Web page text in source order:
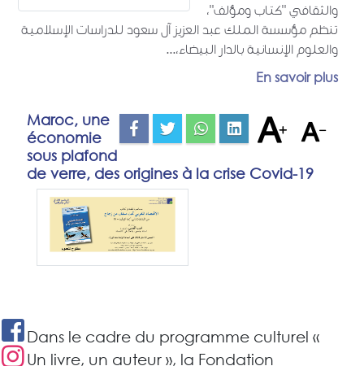
والثقافي "كتاب ومؤلف"،
تنظم مؤسسة الملك عبد العزيز آل سعود للدراسات الإسلامية
والعلوم الإنسانية بالدار البيضاء،...
En savoir plus
Maroc, une
économie
sous plafond
de verre, des origines à la crise Covid-19
Dans le cadre du programme culturel «
Un livre, un auteur », la Fondation